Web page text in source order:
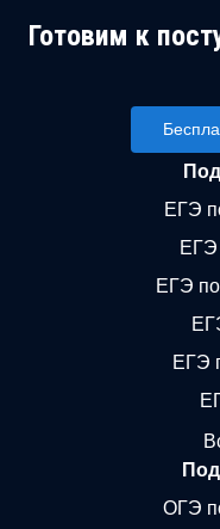
Готовим к
ЕГЭ
ЕГЭ
ЕГЭ
ЕГЭ
ОГЭ